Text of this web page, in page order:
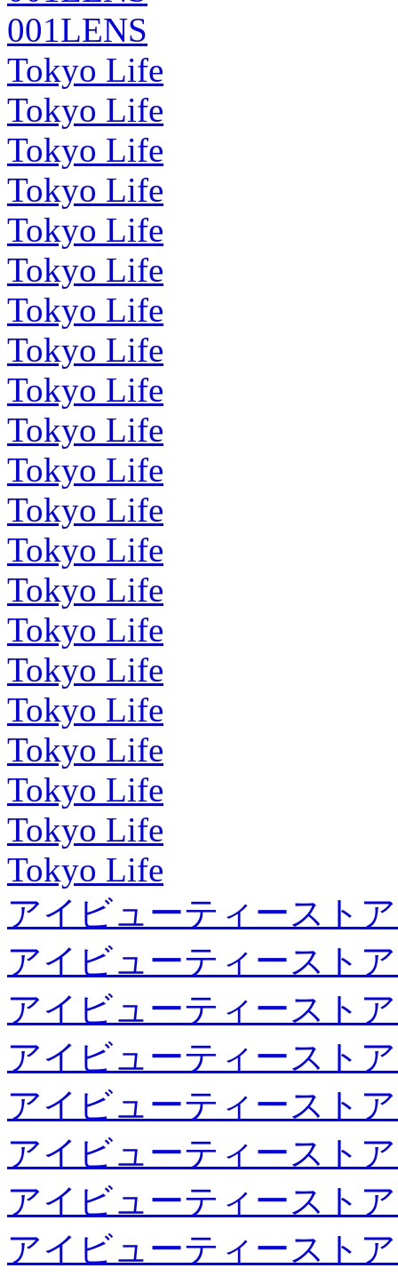
001LENS
Tokyo Life
Tokyo Life
Tokyo Life
Tokyo Life
Tokyo Life
Tokyo Life
Tokyo Life
Tokyo Life
Tokyo Life
Tokyo Life
Tokyo Life
Tokyo Life
Tokyo Life
Tokyo Life
Tokyo Life
Tokyo Life
Tokyo Life
Tokyo Life
Tokyo Life
Tokyo Life
Tokyo Life
アイビューティースト
アイビューティースト
アイビューティースト
アイビューティースト
アイビューティースト
アイビューティースト
アイビューティースト
アイビューティースト